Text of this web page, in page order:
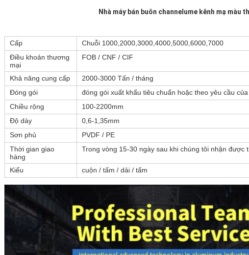
Để lại lời nhắn Chúng tôi sẽ gọi lại cho bạn sớm!
GỬI ĐI
Nhà máy bán buôn channelume kênh mạ màu
Cấp
Chuỗi 1000,2000,3000,4000,5000,6000,7000
Điều khoản thương
mại
FOB / CNF / CIF
Khả năng cung cấp
2000-3000 Tấn / tháng
Đóng gói
đóng gói xuất khẩu tiêu chuẩn hoặc theo yêu cầu
Chiều rộng
100-2200mm
Độ dày
0,6-1,35mm
Sơn phủ
PVDF / PE
Thời gian giao
hàng
Trong vòng 15-30 ngày sau khi chúng tôi nhận được
Kiểu cuộn / tấm / dải / tấm